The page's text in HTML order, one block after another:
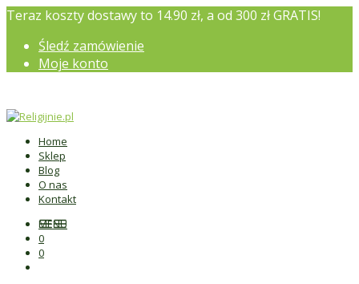
Teraz koszty dostawy to 14.90 zł, a od 300 zł GRATIS!
Śledź zamówienie
Moje konto
Home
Sklep
Blog
O nas
Kontakt
MENU
0
0